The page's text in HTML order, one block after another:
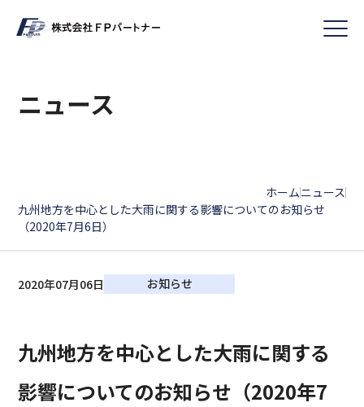
ニュース
ホーム|
ニュース
九州地方を中心とした大雨に関する影響についてのお知らせ
（2020年7月6日）
2020年07月06日 お知らせ
九州地方を中心とした大雨に関する
影響についてのお知らせ（2020年7